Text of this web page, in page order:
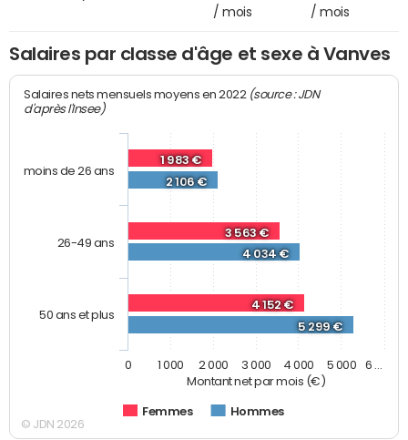
/ mois
/ mois
Salaires par classe d'âge et sexe à Vanves
Montant net par mois (€)
Salaires nets mensuels moyens en 2022 (source : JDN
d'après l'Insee)
1 983 €
3 563 €
4 152 €
2 106 €
4 034 €
5 299 €
Femmes Hommes
moins de 26 ans
26-49 ans
50 ans et plus
0 1 000 2 000 3 000 4 000 5 000 6 …
© JDN 2026